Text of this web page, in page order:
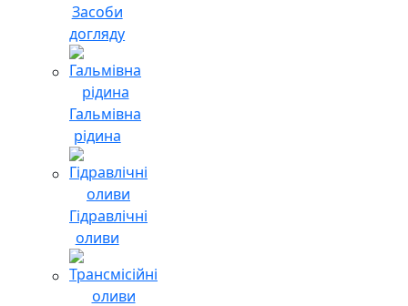
Засоби
догляду
Гальмівна
рідина
Гідравлічні
оливи